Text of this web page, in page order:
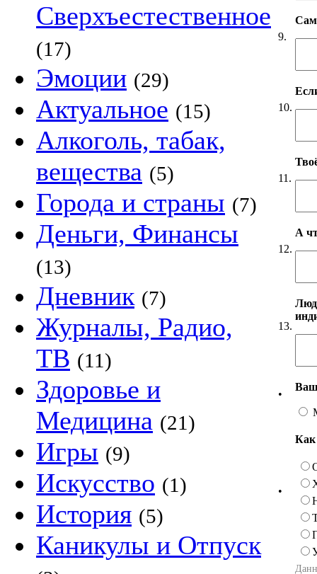
Сверхъестественное
(17)
Эмоции (29)
Актуальное (15)
Алкоголь, табак,
вещества (5)
Города и страны (7)
Деньги, Финансы
(13)
Дневник (7)
Журналы, Радио,
ТВ (11)
Здоровье и
Медицина (21)
Игры (9)
Искусство (1)
История (5)
Каникулы и Отпуск
9.
10.
11.
12.
А
13.
•
•
Как